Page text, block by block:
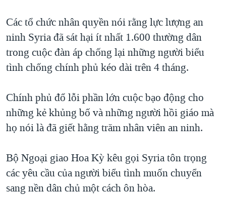
Các tổ chức nhân quyền nói rằng lực lượng an
ninh Syria đã sát hại ít nhất 1.600 thường dân
trong cuộc đàn áp chống lại những người biểu
tình chống chính phủ kéo dài trên 4 tháng.
Chính phủ đổ lỗi phần lớn cuộc bạo động cho
những kẻ khủng bố và những người hồi giáo mà
họ nói là đã giết hằng trăm nhân viên an ninh.
Bộ Ngoại giao Hoa Kỳ kêu gọi Syria tôn trọng
các yêu cầu của người biểu tình muốn chuyển
sang nền dân chủ một cách ôn hòa.